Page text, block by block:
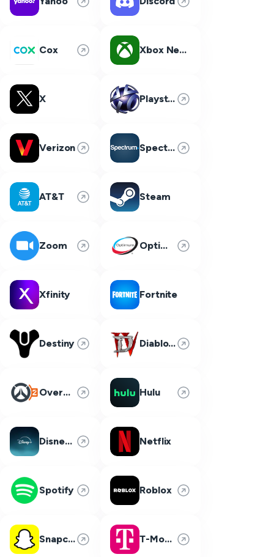
Cox Xbox Network
X Playstation Network
Verizon Spectrum
AT&T Steam
Zoom Optimum
Xfinity Fortnite
Destiny Diablo 4
Overwatch 2 Hulu
Disney Plus Netflix
Spotify Roblox
Snapchat T-Mobile